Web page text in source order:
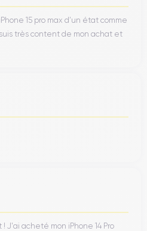
15 pro max d’un état comme
très content de mon achat et
J'ai acheté mon iPhone 14 Pro